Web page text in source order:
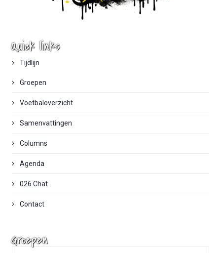
Quick links
Tijdlijn
Groepen
Voetbaloverzicht
Samenvattingen
Columns
Agenda
026 Chat
Contact
Groepen